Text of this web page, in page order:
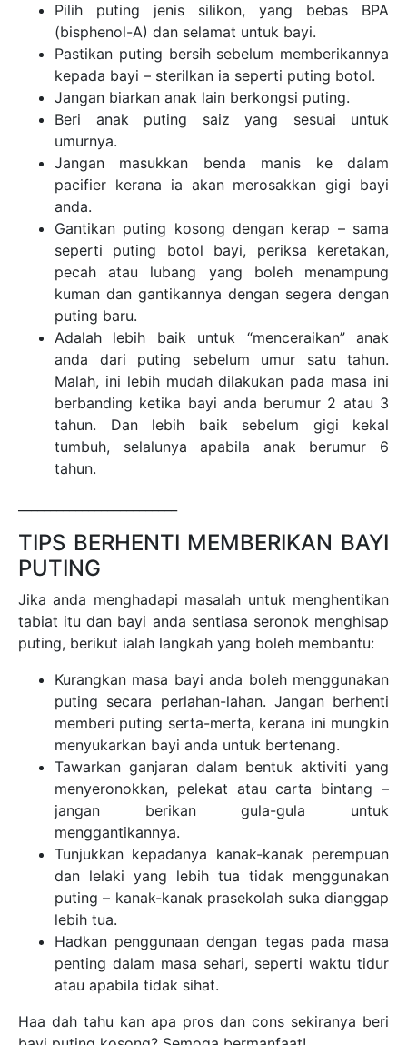
Pilih puting jenis silikon, yang bebas BPA
(bisphenol-A) dan selamat untuk bayi.
Pastikan puting bersih sebelum memberikannya
kepada bayi – sterilkan ia seperti puting botol.
Jangan biarkan anak lain berkongsi puting.
Beri anak puting saiz yang sesuai untuk
umurnya.
Jangan masukkan benda manis ke dalam
pacifier kerana ia akan merosakkan gigi bayi
anda.
Gantikan puting kosong dengan kerap – sama
seperti puting botol bayi, periksa keretakan,
pecah atau lubang yang boleh menampung
kuman dan gantikannya dengan segera dengan
puting baru.
Adalah lebih baik untuk “menceraikan” anak
anda dari puting sebelum umur satu tahun.
Malah, ini lebih mudah dilakukan pada masa ini
berbanding ketika bayi anda berumur 2 atau 3
tahun. Dan lebih baik sebelum gigi kekal
tumbuh, selalunya apabila anak berumur 6
tahun.
TIPS BERHENTI MEMBERIKAN BAYI
PUTING
Jika anda menghadapi masalah untuk menghentikan
tabiat itu dan bayi anda sentiasa seronok menghisap
puting, berikut ialah langkah yang boleh membantu:
Kurangkan masa bayi anda boleh menggunakan
puting secara perlahan-lahan. Jangan berhenti
memberi puting serta-merta, kerana ini mungkin
menyukarkan bayi anda untuk bertenang.
Tawarkan ganjaran dalam bentuk aktiviti yang
menyeronokkan, pelekat atau carta bintang –
jangan berikan gula-gula untuk
menggantikannya.
Tunjukkan kepadanya kanak-kanak perempuan
dan lelaki yang lebih tua tidak menggunakan
puting – kanak-kanak prasekolah suka dianggap
lebih tua.
Hadkan penggunaan dengan tegas pada masa
penting dalam masa sehari, seperti waktu tidur
atau apabila tidak sihat.
Haa dah tahu kan apa pros dan cons sekiranya beri